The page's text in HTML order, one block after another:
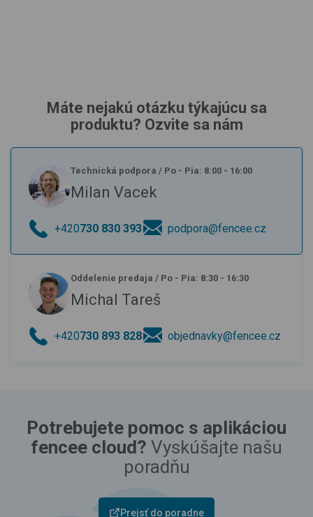
Máte nejakú otázku týkajúcu sa
produktu? Ozvite sa nám
Technická podpora / Po - Pia: 8:00 - 16:00
Milan Vacek
+420730 830 393 podpora@fencee.cz
Oddelenie predaja / Po - Pia: 8:30 - 16:30
Michal Tareš
+420730 893 828 objednavky@fencee.cz
Potrebujete pomoc s aplikáciou
fencee cloud? Vyskúšajte našu
poradňu
Prejsť do poradne